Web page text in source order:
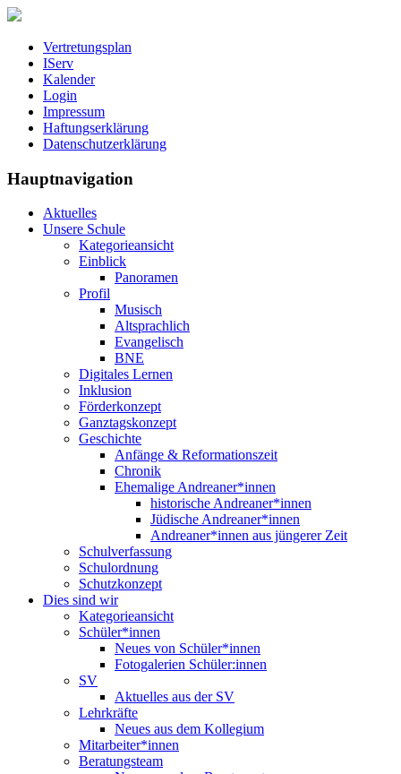
Vertretungsplan
IServ
Kalender
Login
Impressum
Haftungserklärung
Datenschutzerklärung
Hauptnavigation
Aktuelles
Unsere Schule
Kategorieansicht
Einblick
Panoramen
Profil
Musisch
Altsprachlich
Evangelisch
BNE
Digitales Lernen
Inklusion
Förderkonzept
Ganztagskonzept
Geschichte
Anfänge & Reformationszeit
Chronik
Ehemalige Andreaner*innen
historische Andreaner*innen
Jüdische Andreaner*innen
Andreaner*innen aus jüngerer Zeit
Schulverfassung
Schulordnung
Schutzkonzept
Dies sind wir
Kategorieansicht
Schüler*innen
Neues von Schüler*innen
Fotogalerien Schüler:innen
SV
Aktuelles aus der SV
Lehrkräfte
Neues aus dem Kollegium
Mitarbeiter*innen
Beratungsteam